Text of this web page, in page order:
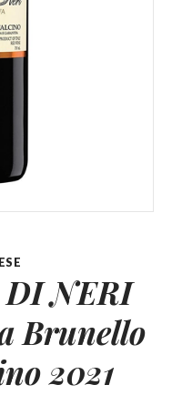
DI NERI
Brunello
2021